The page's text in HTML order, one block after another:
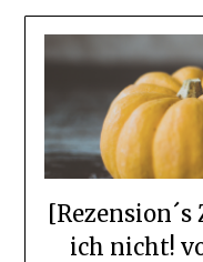
ich nicht!